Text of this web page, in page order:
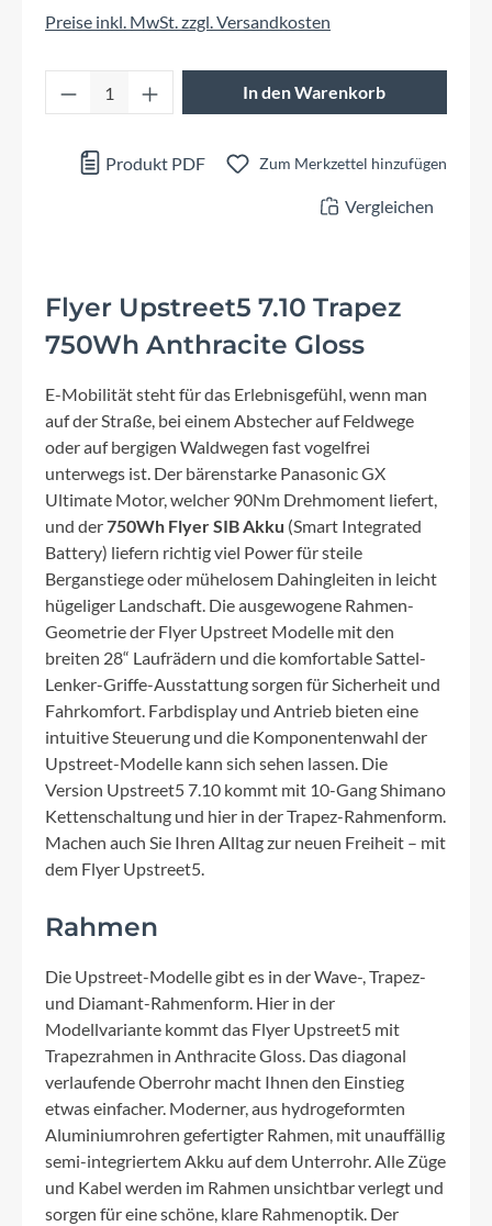
Preise inkl. MwSt. zzgl. Versandkosten
Produkt Anzahl: Gib den gewünschten
In den Warenkorb
Produkt PDF Zum Merkzettel hinzufügen
Vergleichen
Flyer Upstreet5 7.10 Trapez
750Wh Anthracite Gloss
E-Mobilität steht für das Erlebnisgefühl, wenn man
auf der Straße, bei einem Abstecher auf Feldwege
oder auf bergigen Waldwegen fast vogelfrei
unterwegs ist. Der bärenstarke Panasonic GX
Ultimate Motor, welcher 90Nm Drehmoment liefert,
und der750Wh Flyer SIB Akku (Smart Integrated
Battery) liefern richtig viel Power für steile
Berganstiege oder mühelosem Dahingleiten in leicht
hügeliger Landschaft. Die ausgewogene Rahmen-
Geometrie der Flyer Upstreet Modelle mit den
breiten 28“ Laufrädern und die komfortable Sattel-
Lenker-Griffe-Ausstattung sorgen für Sicherheit und
Fahrkomfort. Farbdisplay und Antrieb bieten eine
intuitive Steuerung und die Komponentenwahl der
Upstreet-Modelle kann sich sehen lassen. Die
Version Upstreet5 7.10 kommt mit 10-Gang Shimano
Kettenschaltung und hier in der Trapez-Rahmenform.
Machen auch Sie Ihren Alltag zur neuen Freiheit – mit
dem Flyer Upstreet5.
Rahmen
Die Upstreet-Modelle gibt es in der Wave-, Trapez-
und Diamant-Rahmenform. Hier in der
Modellvariante kommt das Flyer Upstreet5 mit
Trapezrahmen in Anthracite Gloss. Das diagonal
verlaufende Oberrohr macht Ihnen den Einstieg
etwas einfacher. Moderner, aus hydrogeformten
Aluminiumrohren gefertigter Rahmen, mit unauffällig
semi-integriertem Akku auf dem Unterrohr. Alle Züge
und Kabel werden im Rahmen unsichtbar verlegt und
sorgen für eine schöne, klare Rahmenoptik. Der